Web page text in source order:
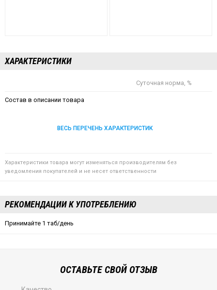
ХАРАКТЕРИСТИКИ
Суточная норма, %
Состав в описании товара
ВЕСЬ ПЕРЕЧЕНЬ ХАРАКТЕРИСТИК
Характеристики товара могут изменяться производителям без
уведомления покупателей и не несет ответственности
РЕКОМЕНДАЦИИ К УПОТРЕБЛЕНИЮ
Принимайте 1 таб/день
ОСТАВЬТЕ СВОЙ ОТЗЫВ